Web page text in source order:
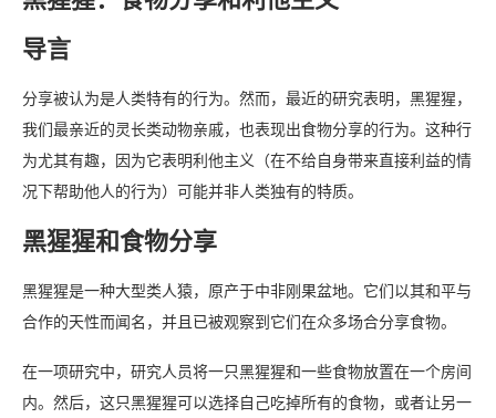
导言
分享被认为是人类特有的行为。然而，最近的研究表明，黑猩猩，
我们最亲近的灵长类动物亲戚，也表现出食物分享的行为。这种行
为尤其有趣，因为它表明利他主义（在不给自身带来直接利益的情
况下帮助他人的行为）可能并非人类独有的特质。
黑猩猩和食物分享
黑猩猩是一种大型类人猿，原产于中非刚果盆地。它们以其和平与
合作的天性而闻名，并且已被观察到它们在众多场合分享食物。
在一项研究中，研究人员将一只黑猩猩和一些食物放置在一个房间
内。然后，这只黑猩猩可以选择自己吃掉所有的食物，或者让另一